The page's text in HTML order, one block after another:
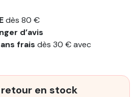
dès 80 €
d’avis
fraisdès 30 € avec
en stock